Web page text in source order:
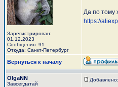
Зарегистрирован:
01.12.2023
Сообщения: 91
Откуда: Санкт-Петербург
Да по тому
https://
Вернуться к началу
OlgaNN
Завсегдатай